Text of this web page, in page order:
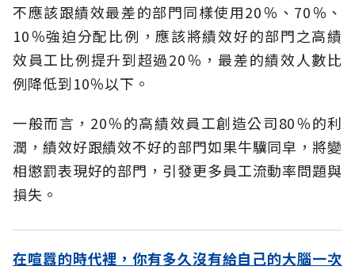
不應該跟績效最差的部門同樣使用20％、70％、
10％強迫分配比例，應該將績效好的部門之高績
效員工比例提升到超過20％，最差的績效人數比
例降低到10％以下。
一般而言，20％的高績效員工創造公司80％的利
潤，績效好跟績效不好的部門如果牛驥同皁，將變
相懲罰表現好的部門，引發更多員工流動率問題與
損失。
在喧囂的時代裡，你有多久沒有給自己的大腦一次